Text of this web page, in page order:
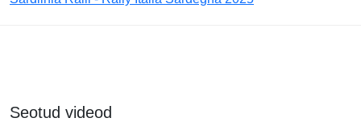
Seotud videod